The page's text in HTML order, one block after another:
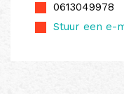
0613049978
Stuur een e-